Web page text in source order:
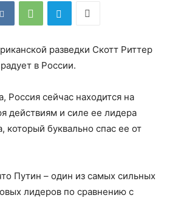
разведки Скотт Риттер
в России.
Россия сейчас находится на
действиям и силе ее лидера
который буквально спас ее от
Путин – один из самых сильных
лидеров по сравнению с